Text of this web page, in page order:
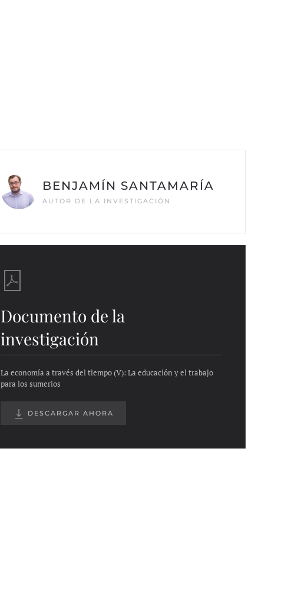
BENJAMÍN SANTAMARÍA
AUTOR DE LA INVESTIGACIÓN
Documento de la
investigación
La economía a través del tiempo (V): La educación y el trabajo
para los sumerios
DESCARGAR AHORA